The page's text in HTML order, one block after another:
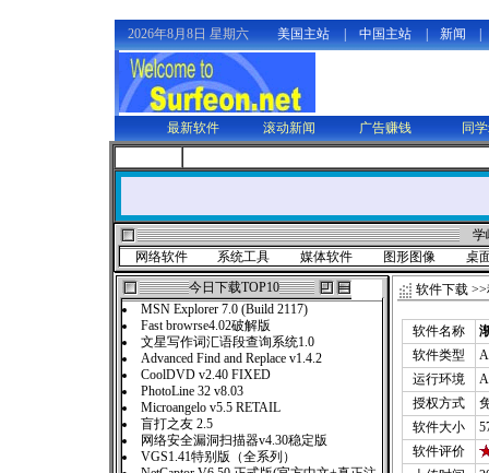
2026年8月8日 星期六 美国主站 中国主站 新闻
最新软件 滚动新闻 广告赚钱 同
学
网络软件
系统工具 媒体软件 图形图像
桌
今日下载TOP10
MSN Explorer 7.0 (Build 2117)
Fast browrse4.02破解版
文星写作词汇语段查询系统1.0
Advanced Find and Replace v1.4.2
CoolDVD v2.40 FIXED
PhotoLine 32 v8.03
Microangelo v5.5 RETAIL
盲打之友 2.5
网络安全漏洞扫描器v4.30稳定版
VGS1.41特别版（全系列）
软件下载 >>
软件名称
软件类型
运行环境
授权方式
软件大小
软件评价